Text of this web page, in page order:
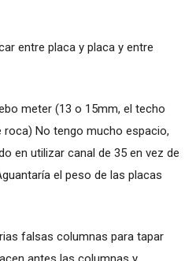
entre placa y placa y entre
meter (13 o 15mm, el techo
roca) No tengo mucho espacio,
en utilizar canal de 35 en vez de
el peso de las placas
falsas columnas para tapar